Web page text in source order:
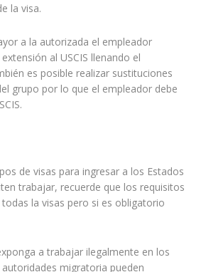
la visa.
a la autorizada el empleador
al USCIS llenando el
es posible realizar sustituciones
grupo por lo que el empleador debe
de visas para ingresar a los Estados
trabajar, recuerde que los requisitos
la visas pero si es obligatorio
a trabajar ilegalmente en los
migratoria pueden